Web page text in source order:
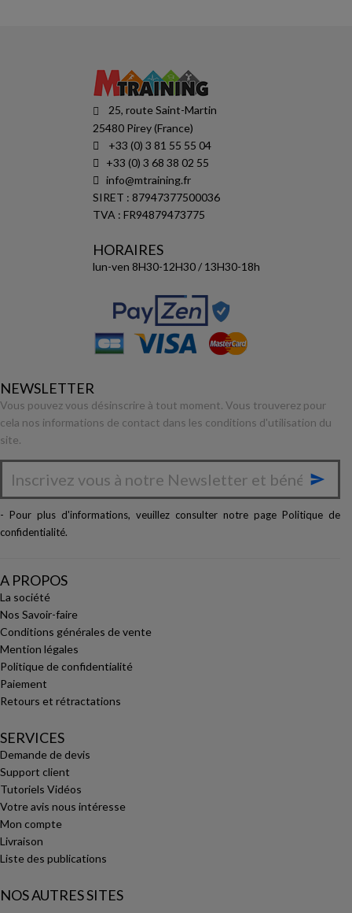
25, route Saint-Martin
25480 Pirey (France)
+33 (0) 3 81 55 55 04
+33 (0) 3 68 38 02 55
info@mtraining.fr
SIRET : 87947377500036
TVA : FR94879473775
HORAIRES
lun-ven 8H30-12H30 / 13H30-18h
NEWSLETTER
Vous pouvez vous désinscrire à tout moment. Vous trouverez pour
cela nos informations de contact dans les conditions d'utilisation du
site.

- Pour plus d'informations, veuillez consulter notre page Politique de
confidentialité.
A PROPOS
La société
Nos Savoir-faire
Conditions générales de vente
Mention légales
Politique de confidentialité
Paiement
Retours et rétractations
SERVICES
Demande de devis
Support client
Tutoriels Vidéos
Votre avis nous intéresse
Mon compte
Livraison
Liste des publications
NOS AUTRES SITES